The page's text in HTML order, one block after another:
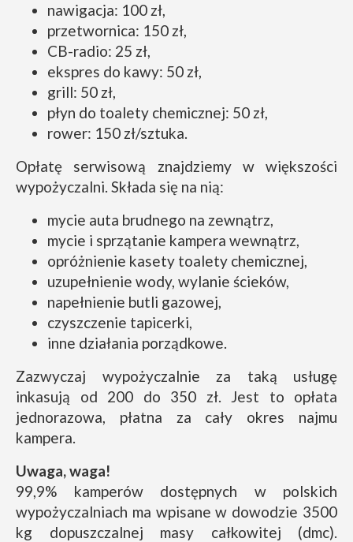
nawigacja: 100 zł,
przetwornica: 150 zł,
CB-radio: 25 zł,
ekspres do kawy: 50 zł,
grill: 50 zł,
płyn do toalety chemicznej: 50 zł,
rower: 150 zł/sztuka.
Opłatę serwisową znajdziemy w większości
wypożyczalni. Składa się na nią:
mycie auta brudnego na zewnątrz,
mycie i sprzątanie kampera wewnątrz,
opróżnienie kasety toalety chemicznej,
uzupełnienie wody, wylanie ścieków,
napełnienie butli gazowej,
czyszczenie tapicerki,
inne działania porządkowe.
Zazwyczaj wypożyczalnie za taką usługę
inkasują od 200 do 350 zł. Jest to opłata
jednorazowa, płatna za cały okres najmu
kampera.
Uwaga, waga!
99,9% kamperów dostępnych w polskich
wypożyczalniach ma wpisane w dowodzie 3500
kg dopuszczalnej masy całkowitej (dmc).